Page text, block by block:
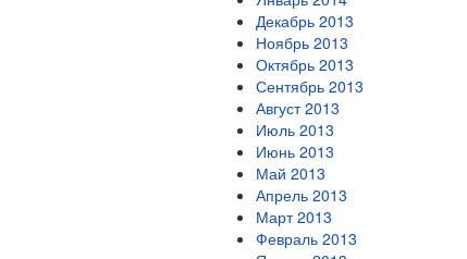
Декабрь 2013
Ноябрь 2013
Октябрь 2013
Сентябрь 2013
Август 2013
Июль 2013
Июнь 2013
Май 2013
Апрель 2013
Март 2013
Февраль 2013